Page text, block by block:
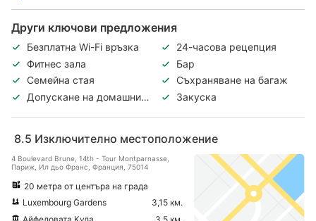
Други ключови предложения
Безплатна Wi-Fi връзка
24-часова рецепция
Фитнес зала
Бар
Семейна стая
Съхраняване на багаж
Допускане на домашни
Закуска
8.5 Изключително местоположение
4 Boulevard Brune, 14th - Tour Montparnasse,
Париж, Ил дьо Франс, Франция, 75014
20 метра от центъра на града
Luxembourg Gardens
3,15 км.